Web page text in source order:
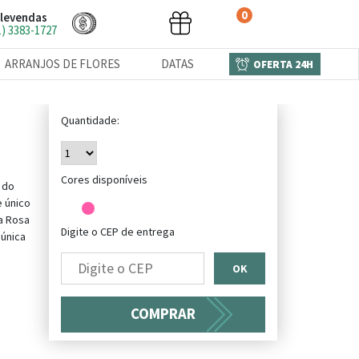
3383-1727
0
ARRANJOS DE FLORES DATAS OFERTA 24H
único
Rosa
Quantidade:
Cores disponíveis
Digite o CEP de entrega
OK
COMPRAR